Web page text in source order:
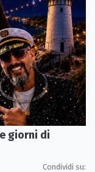
giorni di
Condividi su: